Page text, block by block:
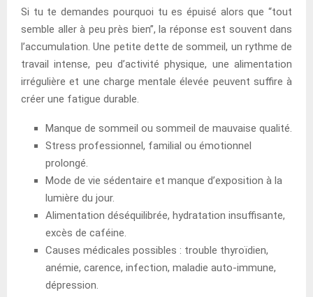
Si tu te demandes pourquoi tu es épuisé alors que “tout
semble aller à peu près bien”, la réponse est souvent dans
l’accumulation. Une petite dette de sommeil, un rythme de
travail intense, peu d’activité physique, une alimentation
irrégulière et une charge mentale élevée peuvent suffire à
créer une fatigue durable.
Manque de sommeil ou sommeil de mauvaise qualité.
Stress professionnel, familial ou émotionnel
prolongé.
Mode de vie sédentaire et manque d’exposition à la
lumière du jour.
Alimentation déséquilibrée, hydratation insuffisante,
excès de caféine.
Causes médicales possibles : trouble thyroïdien,
anémie, carence, infection, maladie auto-immune,
dépression.